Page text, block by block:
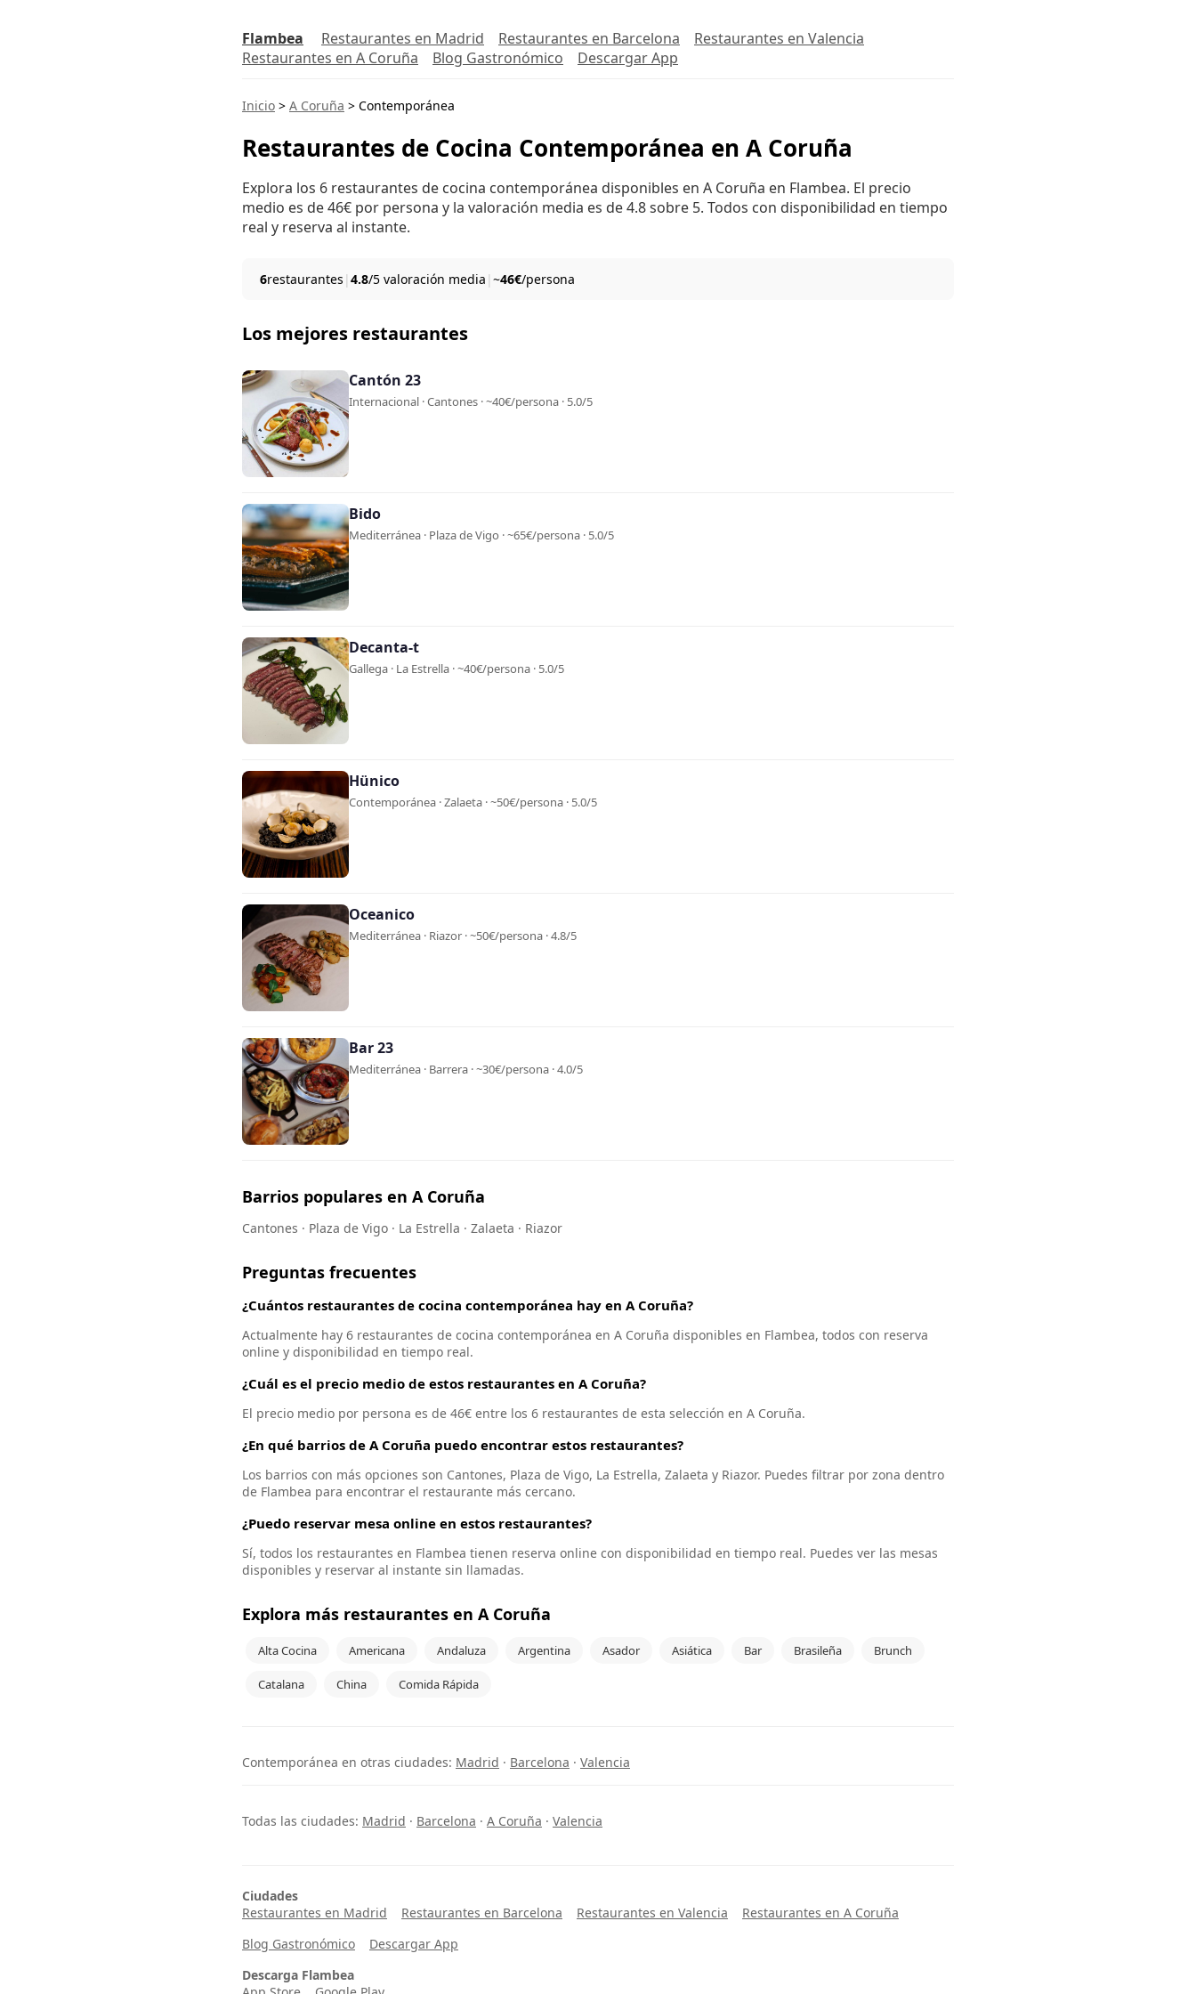
Flambea Restaurantes en Madrid Restaurantes en Barcelona
Restaurantes en Valencia
Restaurantes en A Coruña
Blog Gastronómico Descargar App
Inicio > A Coruña > Contemporánea
Restaurantes de Cocina Contemporánea en A Coruña
Explora los 6 restaurantes de cocina contemporánea disponibles en A Coruña en Flambea. El precio
medio es de 46€ por persona y la valoración media es de 4.8 sobre 5. Todos con disponibilidad en tiempo
real y reserva al instante.
6restaurantes | 4.8/5 valoración media | ~46€/persona
Los mejores restaurantes
Cantón 23
Internacional · Cantones · ~40€/persona · 5.0/5
Bido
Mediterránea · Plaza de Vigo · ~65€/persona · 5.0/5
Decanta-t
Gallega · La Estrella · ~40€/persona · 5.0/5
Hünico
Contemporánea · Zalaeta · ~50€/persona · 5.0/5
Oceanico
Mediterránea · Riazor · ~50€/persona · 4.8/5
Bar 23
Mediterránea · Barrera · ~30€/persona · 4.0/5
Barrios populares en A Coruña
Cantones · Plaza de Vigo · La Estrella · Zalaeta · Riazor
Preguntas frecuentes
¿Cuántos restaurantes de cocina contemporánea hay en A Coruña?
Actualmente hay 6 restaurantes de cocina contemporánea en A Coruña disponibles en Flambea, todos con reserva
online y disponibilidad en tiempo real.
¿Cuál es el precio medio de estos restaurantes en A Coruña?
El precio medio por persona es de 46€ entre los 6 restaurantes de esta selección en A Coruña.
¿En qué barrios de A Coruña puedo encontrar estos restaurantes?
Los barrios con más opciones son Cantones, Plaza de Vigo, La Estrella, Zalaeta y Riazor. Puedes filtrar por zona dentro
de Flambea para encontrar el restaurante más cercano.
¿Puedo reservar mesa online en estos restaurantes?
Sí, todos los restaurantes en Flambea tienen reserva online con disponibilidad en tiempo real. Puedes ver las mesas
disponibles y reservar al instante sin llamadas.
Explora más restaurantes en A Coruña
Alta Cocina Americana Andaluza Argentina Asador Asiática Bar Brasileña Brunch
Catalana China Comida Rápida
Contemporánea en otras ciudades: Madrid · Barcelona · Valencia
Todas las ciudades: Madrid · Barcelona · A Coruña · Valencia
Ciudades
Restaurantes en Madrid
Restaurantes en Barcelona Restaurantes en Valencia
Restaurantes en A Coruña
Blog Gastronómico
Descargar App
Descarga Flambea